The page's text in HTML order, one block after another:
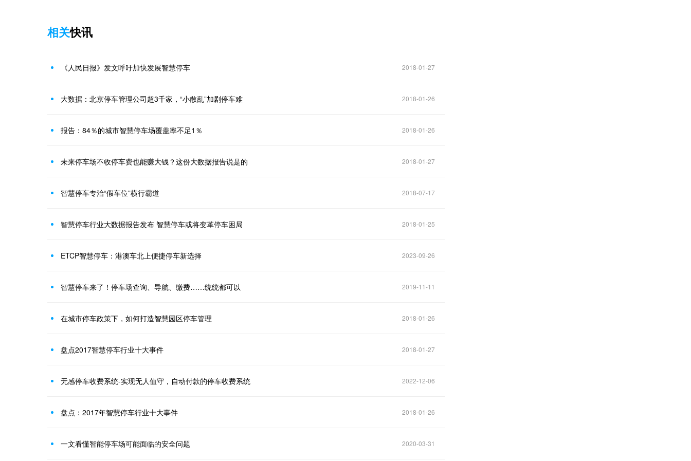
相关快讯
《人民日报》发文呼吁加快发展智慧停车 2018-01-27
大数据：北京停车管理公司超3千家，“小散乱”加剧停车难 2018-01-26
报告：84％的城市智慧停车场覆盖率不足1％ 2018-01-26
未来停车场不收停车费也能赚大钱？这份大数据报告说是的 2018-01-27
智慧停车专治“假车位”横行霸道 2018-07-17
智慧停车行业大数据报告发布 智慧停车或将变革停车困局 2018-01-25
ETCP智慧停车：港澳车北上便捷停车新选择 2023-09-26
智慧停车来了！停车场查询、导航、缴费……统统都可以 2019-11-11
在城市停车政策下，如何打造智慧园区停车管理 2018-01-26
盘点2017智慧停车行业十大事件 2018-01-27
无感停车收费系统-实现无人值守，自动付款的停车收费系统 2022-12-06
盘点：2017年智慧停车行业十大事件 2018-01-26
一文看懂智能停车场可能面临的安全问题 2020-03-31